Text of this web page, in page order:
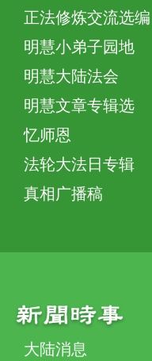
正法修炼交流选编
明慧小弟子园地
明慧大陆法会
明慧文章专辑选
忆师恩
法轮大法日专辑
真相广播稿
大陆消息